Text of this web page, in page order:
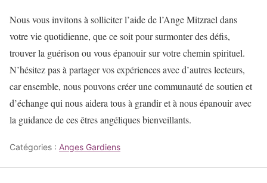
Nous vous invitons à solliciter l’aide de l’Ange Mitzrael dans
votre vie quotidienne, que ce soit pour surmonter des défis,
trouver la guérison ou vous épanouir sur votre chemin spirituel.
N’hésitez pas à partager vos expériences avec d’autres lecteurs,
car ensemble, nous pouvons créer une communauté de soutien et
d’échange qui nous aidera tous à grandir et à nous épanouir avec
la guidance de ces êtres angéliques bienveillants.
Catégories : Anges Gardiens